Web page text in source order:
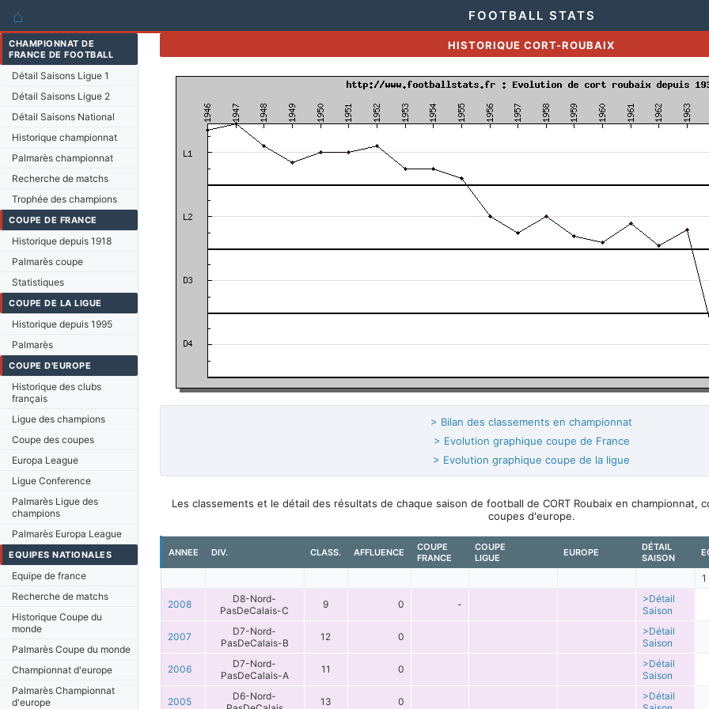
⌂ FOOTBALL STATS
CHAMPIONNAT DE
FRANCE DE FOOTBALL
Détail Saisons Ligue 1
Détail Saisons Ligue 2
Détail Saisons National
Historique championnat
Palmarès championnat
Recherche de matchs
Trophée des champions
COUPE DE FRANCE
Historique depuis 1918
Palmarès coupe
Statistiques
COUPE DE LA LIGUE
Historique depuis 1995
Palmarès
COUPE D'EUROPE
Historique des clubs
français
Ligue des champions
Coupe des coupes
Europa League
Ligue Conference
Palmarès Ligue des
champions
Palmarès Europa League
EQUIPES NATIONALES
Equipe de france
Recherche de matchs
Historique Coupe du
monde
Palmarès Coupe du monde
Championnat d'europe
Palmarès Championnat
d'europe
HISTORIQUE CORT-ROUBAIX
> Bilan des classements en championnat
> Evolution graphique coupe de France
> Evolution graphique coupe de la ligue
Les classements et le détail des résultats de chaque saison de football de CORT Roubaix en championnat,
coupes d'europe.
ANNEE DIV. CLASS. AFFLUENCE
COUPE
FRANCE
COUPE
LIGUE
EUROPE
DÉTAIL
SAISON
1
2008
D8-Nord-
PasDeCalais-C
9 0 -
>Détail
Saison
2007
D7-Nord-
PasDeCalais-B
12 0
>Détail
Saison
2006
D7-Nord-
PasDeCalais-A
11 0
>Détail
Saison
2005
D6-Nord-
13 0
>Détail